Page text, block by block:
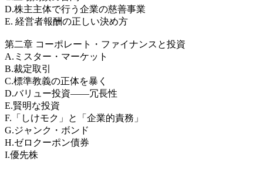
D.株主主体で行う企業の慈善事業
E. 経営者報酬の正しい決め方
第二章 コーポレート・ファイナンスと投資
A.ミスター・マーケット
B.裁定取引
C.標準教義の正体を暴く
D.バリュー投資――冗長性
E.賢明な投資
F.「しけモク」と「企業的責務」
G.ジャンク・ボンド
H.ゼロクーポン債券
I.優先株